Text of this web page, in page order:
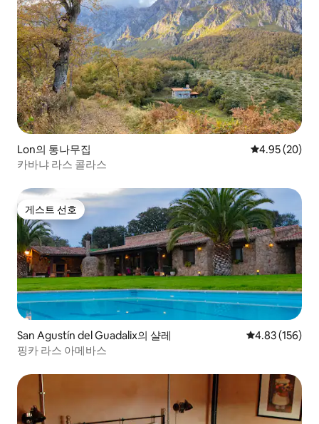
Lon의 통나무집 평점 4.95점(5
4.95 (20)
카바냐 라스 콜라스
게스트 선호
게스트 선호
San Agustín del Guadalix의 샬레 평점 4.83점(5
4.83 (156)
핑카 라스 아메바스